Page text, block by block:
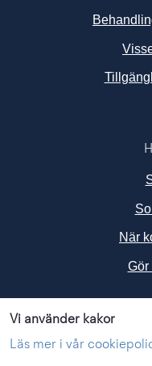
Vi använder kakor
Läs mer i vår
När
Gör
Följ